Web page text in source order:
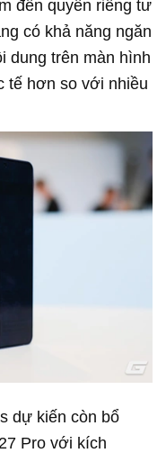
đến quyền riêng tư
có khả năng ngăn
dung trên màn hình
tế hơn so với nhiều
dự kiến còn bổ
Pro với kích